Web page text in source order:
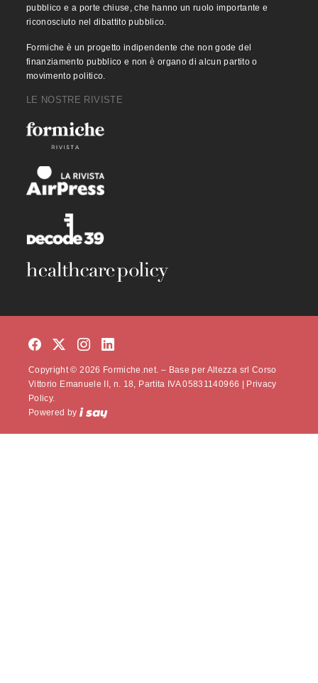
pubblico e a porte chiuse, che hanno un ruolo importante e
riconosciuto nel dibattito pubblico.
Formiche è un progetto indipendente che non gode del
finanziamento pubblico e non è organo di alcun partito o
movimento politico.
LE NOSTRE RIVISTE
Copyright © 2026 Formiche.net. – Base per Altezza srl Corso
Vittorio Emanuele II, n. 18, Partita IVA 05831140966 |
Privacy
Policy.
Powered by